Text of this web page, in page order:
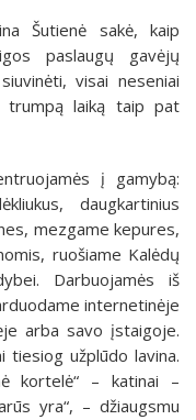
Šutienė sakė, kaip
paslaugų gavėjų
visai neseniai
laiką taip pat
į gamybą:
daugkartinius
mezgame kepures,
ruošiame Kalėdų
Darbuojamės iš
internetinėje
arba savo įstaigoje.
tiesiog užplūdo lavina.
kortelė“ – katinai –
yra“, – džiaugsmu